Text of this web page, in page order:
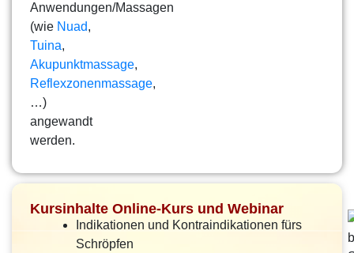
Anwendungen/Massagen
(wie Nuad,
Tuina,
Akupunktmassage,
Reflexzonenmassage,
…)
angewandt
werden.
Kursinhalte Online-Kurs und Webinar
Indikationen und Kontraindikationen fürs
Schröpfen